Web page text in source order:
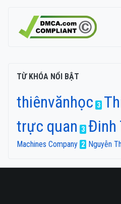
TỪ KHÓA NỔI BẬT
thiênvănhọc 3
trực quan
3 Đinh
Machines Company 2 Nguyễn